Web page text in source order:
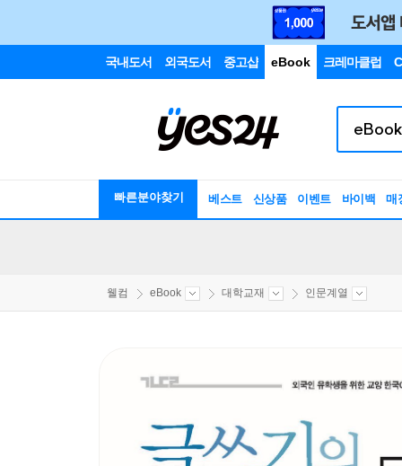
국내도서 외국도서 중고샵 eBook 크레마클럽
빠른분야찾기 베스트 신상품 이벤트 바이백 매
웰컴 eBook 대학교재 인문계열